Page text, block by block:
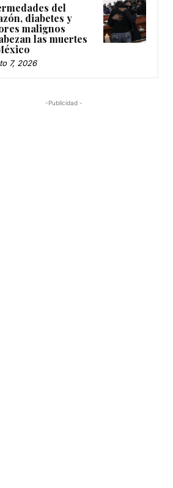
del
diabetes y
malignos
las muertes
7, 2026
-Publicidad -